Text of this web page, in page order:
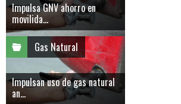
Impulsa GNV ahorro en
movilida...
Gas Natural
Impulsan uso de gas natural
an...